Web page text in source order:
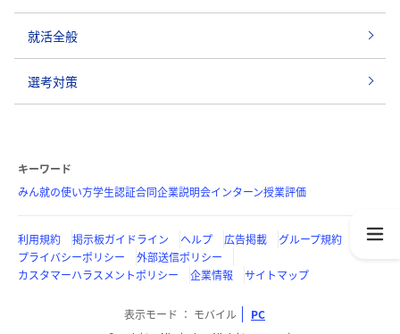
就活全般
選考対策
キーワード
みん就の使い方学生認証合同企業説明会インターン授業評価
利用規約 掲示板ガイドライン ヘルプ 広告掲載
グループ規約
プライバシーポリシー
外部送信ポリシー
カスタマーハラスメントポリシー
企業情報 サイトマップ
表示モード モバイル PC